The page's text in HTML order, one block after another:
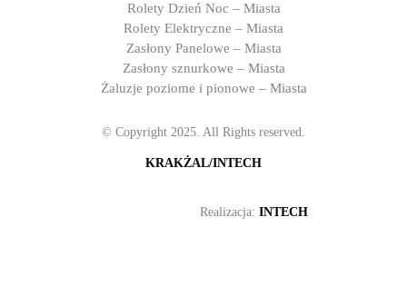
Rolety Dzień Noc – Miasta
Rolety Elektryczne – Miasta
Zasłony Panelowe – Miasta
Zasłony sznurkowe – Miasta
Żaluzje poziome i pionowe – Miasta
© Copyright 2025. All Rights reserved.
KRAKŻAL/INTECH
Realizacja: INTECH